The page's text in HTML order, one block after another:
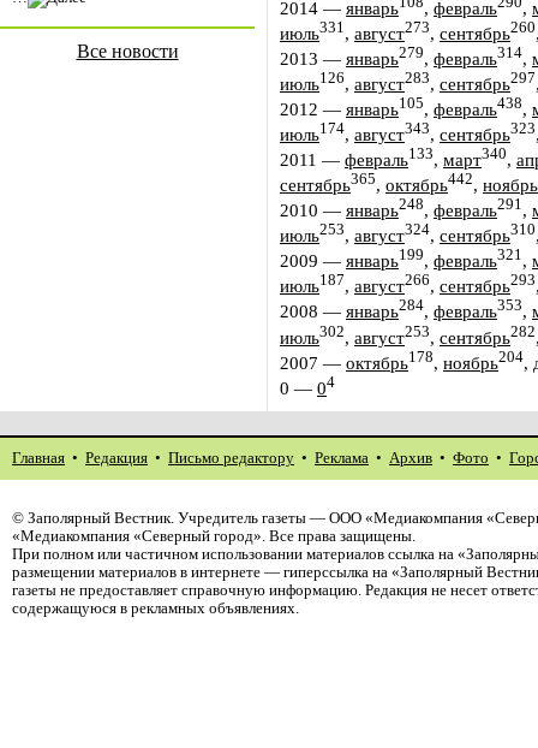
Все новости
2014 — январь , февраль ,
июль331 , август273, сентябрь260
2013 — январь279, февраль314,
июль126, август283, сентябрь297
2012 — январь105, февраль438,
июль174, август343, сентябрь323
2011 — февраль133, март340,
сентябрь365, октябрь442, ноябрь
2010 — январь248, февраль291,
июль253, август324, сентябрь310
2009 — январь199, февраль321,
июль187, август266, сентябрь293
2008 — январь284, февраль353,
июль302, август253, сентябрь282
2007 — октябрь178, ноябрь204,
0 — 04
Главная • Редакция • Письмо редактору • Реклама • Архив • Фото •
© Заполярный Вестник. Учредитель газеты — ООО «Медиакомпания
«Медиакомпания «Северный город». Все права защищены.
При полном или частичном использовании материалов ссылка на
размещении материалов в интернете — гиперссылка на «Заполярный
газеты не предоставляет справочную информацию. Редакция не несет
содержащуюся в рекламных объявлениях.